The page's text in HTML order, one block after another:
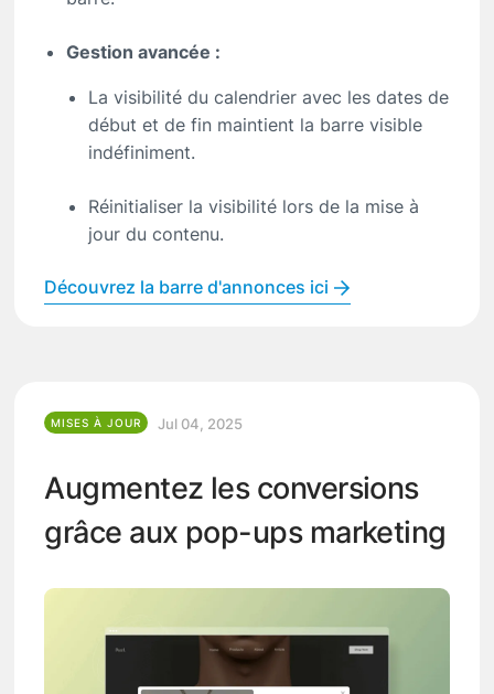
Gestion avancée :
La visibilité du calendrier avec les dates de
début et de fin maintient la barre visible
indéfiniment.
Réinitialiser la visibilité lors de la mise à
jour du contenu.
Découvrez la barre d'annonces ici
MISES À JOUR Jul 04, 2025
Augmentez les conversions
grâce aux pop-ups marketing